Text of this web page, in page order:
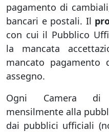
pagamento di
bancari e postali. Il
con cui il Pubblico
la mancata
mancato
assegno.
Ogni Camera di
mensilmente alla
dai pubblici ufficiali